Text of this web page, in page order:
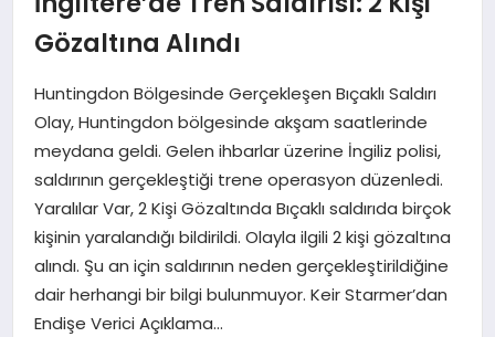
EĞITIM
EKONOMI
MAGAZIN
SAĞLIK
Gözaltına Alındı
Huntingdon Bölgesinde Gerçekleşen Bıçaklı Saldırı
Olay, Huntingdon bölgesinde akşam saatlerinde
meydana geldi. Gelen ihbarlar üzerine İngiliz polisi,
saldırının gerçekleştiği trene operasyon düzenledi.
Yaralılar Var, 2 Kişi Gözaltında Bıçaklı saldırıda birçok
kişinin yaralandığı bildirildi. Olayla ilgili 2 kişi gözaltına
alındı. Şu an için saldırının neden gerçekleştirildiğine
dair herhangi bir bilgi bulunmuyor. Keir Starmer’dan
Endişe Verici Açıklama…